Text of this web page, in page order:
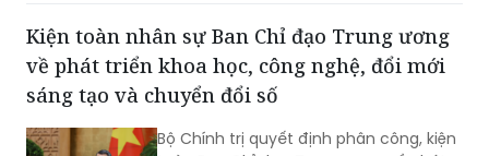
đón nhận Huân chương Lao động hạng
Nhì do Chủ tịch nước tặng thưởng.
Kiện toàn nhân sự Ban Chỉ đạo Trung ương
về phát triển khoa học, công nghệ, đổi mới